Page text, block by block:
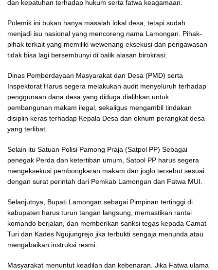
dan kepatuhan terhadap hukum serta fatwa keagamaan.
Polemik ini bukan hanya masalah lokal desa, tetapi sudah
menjadi isu nasional yang mencoreng nama Lamongan. Pihak-
pihak terkait yang memiliki wewenang eksekusi dan pengawasan
tidak bisa lagi bersembunyi di balik alasan birokrasi:
Dinas Pemberdayaan Masyarakat dan Desa (PMD) serta
Inspektorat Harus segera melakukan audit menyeluruh terhadap
penggunaan dana desa yang diduga dialihkan untuk
pembangunan makam ilegal, sekaligus mengambil tindakan
disiplin keras terhadap Kepala Desa dan oknum perangkat desa
yang terlibat.
Selain itu Satuan Polisi Pamong Praja (Satpol PP) Sebagai
penegak Perda dan ketertiban umum, Satpol PP harus segera
mengeksekusi pembongkaran makam dan joglo tersebut sesuai
dengan surat perintah dari Pemkab Lamongan dan Fatwa MUI.
Selanjutnya, Bupati Lamongan sebagai Pimpinan tertinggi di
kabupaten harus turun tangan langsung, memastikan rantai
komando berjalan, dan memberikan sanksi tegas kepada Camat
Turi dan Kades Ngujungrejo jika terbukti sengaja menunda atau
mengabaikan instruksi resmi.
Masyarakat menuntut keadilan dan kebenaran. Jika Fatwa ulama